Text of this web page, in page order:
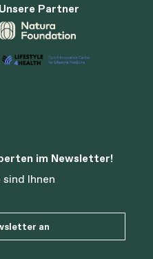
Unsere Partner
im Newsletter!
Ihnen
an